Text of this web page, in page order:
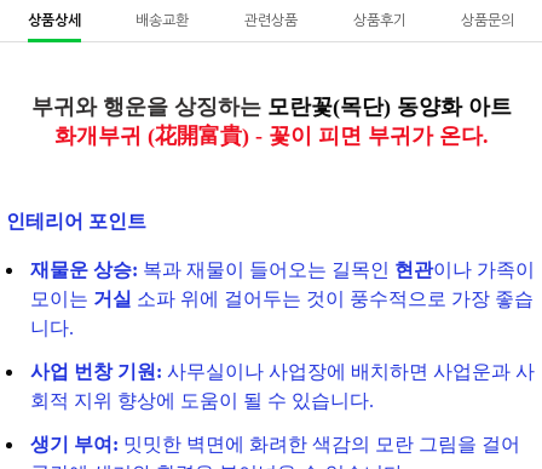
상품상세 배송교환 관련상품 상품후기 상품문의
부귀와 행운을 상징하는 모란꽃(목단) 동양화 아트
화개부귀 (花開富貴) - 꽃이 피면 부귀가 온다.
인테리어 포인트
재물운 상승: 복과 재물이 들어오는 길목인 현관이나 가족이
모이는 거실 소파 위에 걸어두는 것이 풍수적으로 가장 좋습
니다.
사업 번창 기원: 사무실이나 사업장에 배치하면 사업운과 사
회적 지위 향상에 도움이 될 수 있습니다.
생기 부여: 밋밋한 벽면에 화려한 색감의 모란 그림을 걸어